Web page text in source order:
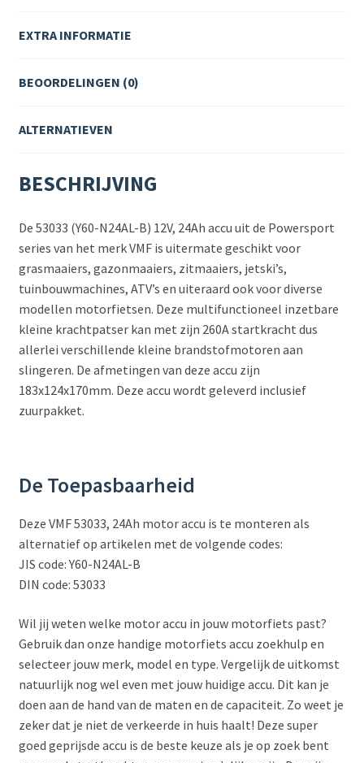
EXTRA INFORMATIE
BEOORDELINGEN (0)
ALTERNATIEVEN
BESCHRIJVING
De 53033 (Y60-N24AL-B) 12V, 24Ah accu uit de Powersport
series van het merk VMF is uitermate geschikt voor
grasmaaiers, gazonmaaiers, zitmaaiers, jetski’s,
tuinbouwmachines, ATV’s en uiteraard ook voor diverse
modellen motorfietsen. Deze multifunctioneel inzetbare
kleine krachtpatser kan met zijn 260A startkracht dus
allerlei verschillende kleine brandstofmotoren aan
slingeren. De afmetingen van deze accu zijn
183x124x170mm. Deze accu wordt geleverd inclusief
zuurpakket.
De Toepasbaarheid
Deze VMF 53033, 24Ah motor accu is te monteren als
alternatief op artikelen met de volgende codes:
JIS code: Y60-N24AL-B
DIN code: 53033
Wil jij weten welke motor accu in jouw motorfiets past?
Gebruik dan onze handige motorfiets accu zoekhulp en
selecteer jouw merk, model en type. Vergelijk de uitkomst
natuurlijk nog wel even met jouw huidige accu. Dit kan je
doen aan de hand van de maten en de capaciteit. Zo weet je
zeker dat je niet de verkeerde in huis haalt! Deze super
goed geprijsde accu is de beste keuze als je op zoek bent